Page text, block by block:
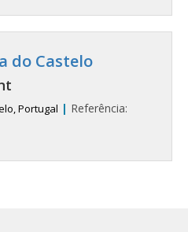
do Castelo
Portugal | Referência: